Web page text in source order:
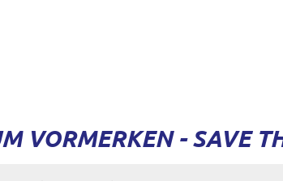
VORMERKEN - SAVE